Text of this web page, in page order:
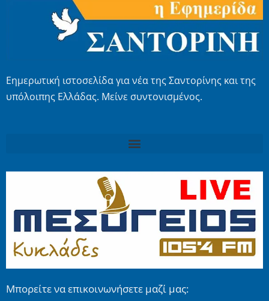
Εημερωτική ιστοσελίδα για νέα της Σαντορίνης και της
υπόλοιπης Ελλάδας. Μείνε συντονισμένος.
Μπορείτε να επικοινωνήσετε μαζί μας: